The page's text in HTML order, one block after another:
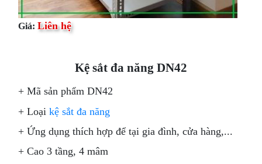
Giá: Liên hệ
Kệ sắt đa năng DN42
+ Mã sản phẩm DN42
+Loạikệ sắt đa năng
+ Ứng dụng thích hợp để tại gia đình, cửa hàng,...
+Cao 3 tầng, 4 mâm